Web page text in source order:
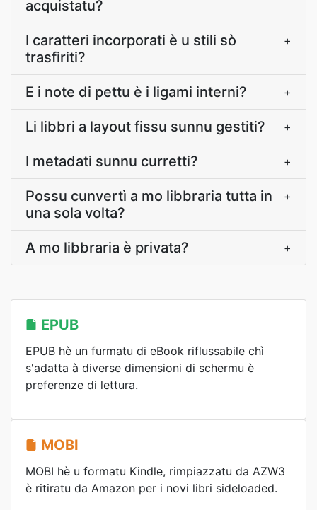
acquistatu?
I caratteri incorporati è u stili sò
trasfiriti?
+
E i note di pettu è i ligami interni? +
Li libbri a layout fissu sunnu gestiti? +
I metadati sunnu curretti? +
Possu cunvertì a mo libbraria tutta in
una sola volta?
+
A mo libbraria è privata? +
EPUB
EPUB hè un furmatu di eBook riflussabile chì
s'adatta à diverse dimensioni di schermu è
preferenze di lettura.
MOBI
MOBI hè u formatu Kindle, rimpiazzatu da AZW3
è ritiratu da Amazon per i novi libri sideloaded.